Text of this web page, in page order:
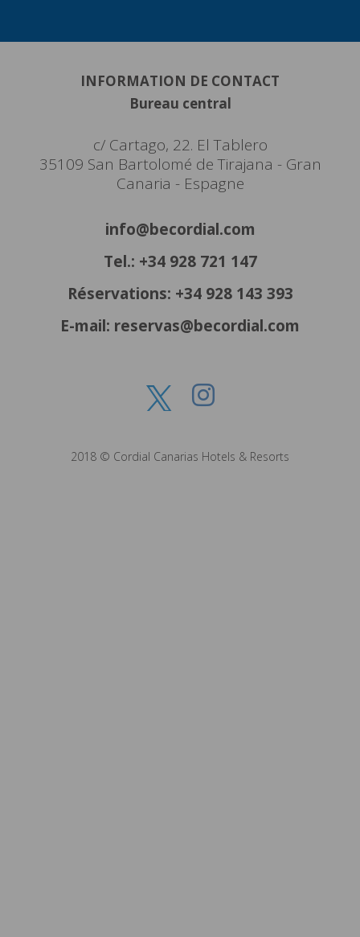
INFORMATION DE CONTACT
Bureau central
c/ Cartago, 22. El Tablero
35109 San Bartolomé de Tirajana - Gran
Canaria - Espagne
info@becordial.com
Tel.: +34 928 721 147
Réservations: +34 928 143 393
E-mail: reservas@becordial.com
2018 © Cordial Canarias Hotels & Resorts